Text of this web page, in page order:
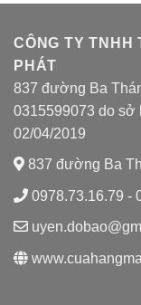
CÔNG TY TNHH
PHÁT
837 đường Ba
0315599073 do sở
02/04/2019
837 đường Ba
0978.73.16.79 -